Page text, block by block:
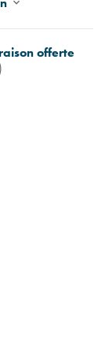
offerte